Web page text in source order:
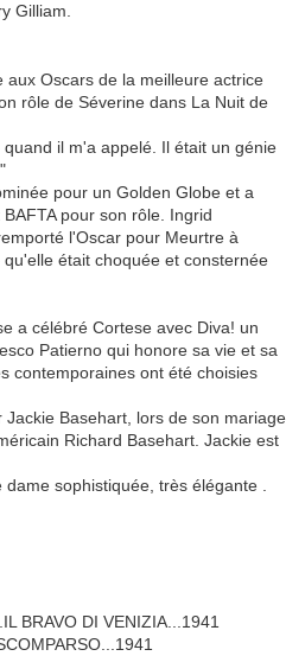
Gilliam.
aux Oscars de la meilleure actrice
rôle de Séverine dans La Nuit de
il m'a appelé. Il était un génie
pour un Golden Globe et a
pour son rôle. Ingrid
l'Oscar pour Meurtre à
était choquée et consternée
a célébré Cortese avec Diva! un
Patierno qui honore sa vie et sa
contemporaines ont été choisies
Basehart, lors de son mariage
Richard Basehart. Jackie est
dame sophistiquée, très élégante
BRAVO DI VENIZIA...1941